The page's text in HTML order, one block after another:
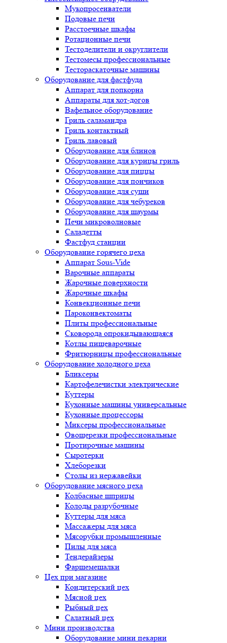
Мукопросеиватели
Подовые печи
Расстоечные шкафы
Ротационные печи
Тестоделители и округлители
Тестомесы профессиональные
Тестораскаточные машины
Оборудование для фастфуда
Аппарат для попкорна
Аппараты для хот-догов
Вафельное оборудование
Гриль саламандра
Гриль контактный
Гриль лавовый
Оборудование для блинов
Оборудование для курицы гриль
Оборудование для пиццы
Оборудование для пончиков
Оборудование для суши
Оборудование для чебуреков
Оборудование для шаурмы
Печи микроволновые
Саладетты
Фастфуд станции
Оборудование горячего цеха
Аппарат Sous-Vide
Варочные аппараты
Жарочные поверхности
Жарочные шкафы
Конвекционные печи
Пароконвектоматы
Плиты профессиональные
Сковорода опрокидывающаяся
Котлы пищеварочные
Фритюрницы профессиональные
Оборудование холодного цеха
Бликсеры
Картофелечистки электрические
Куттеры
Кухонные машины универсальные
Кухонные процессоры
Миксеры профессиональные
Овощерезки профессиональные
Протирочные машины
Сыротерки
Хлеборезки
Столы из нержавейки
Оборудование мясного цеха
Колбасные шприцы
Колоды разрубочные
Куттеры для мяса
Массажеры для мяса
Мясорубки промышленные
Пилы для мяса
Тендерайзеры
Фаршемешалки
Цех при магазине
Кондитерский цех
Мясной цех
Рыбный цех
Салатный цех
Мини производства
Оборудование мини пекарни